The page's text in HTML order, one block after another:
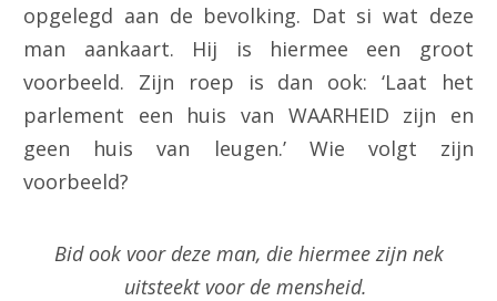
opgelegd aan de bevolking. Dat si wat deze
man aankaart. Hij is hiermee een groot
voorbeeld. Zijn roep is dan ook: ‘Laat het
parlement een huis van WAARHEID zijn en
geen huis van leugen.’ Wie volgt zijn
voorbeeld?
Bid ook voor deze man, die hiermee zijn nek
uitsteekt voor de mensheid.